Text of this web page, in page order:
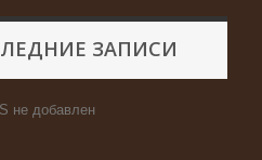
ЗАПИСИ
не добавлен